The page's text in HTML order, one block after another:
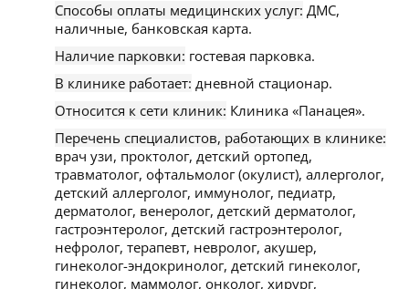
Способы оплаты медицинских услуг: ДМС,
наличные, банковская карта.
Наличие парковки: гостевая парковка.
В клинике работает: дневной стационар.
Относится к сети клиник: Клиника «Панацея».
Перечень специалистов, работающих в клинике:
врач узи, проктолог, детский ортопед,
травматолог, офтальмолог (окулист), аллерголог,
детский аллерголог, иммунолог, педиатр,
дерматолог, венеролог, детский дерматолог,
гастроэнтеролог, детский гастроэнтеролог,
нефролог, терапевт, невролог, акушер,
гинеколог-эндокринолог, детский гинеколог,
гинеколог, маммолог, онколог, хирург,